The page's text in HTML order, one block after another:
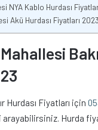
NYA Kablo Hurdası
Akü Hurdası Fiyatları 2023
Hurdası Fiyatları için
Hurda